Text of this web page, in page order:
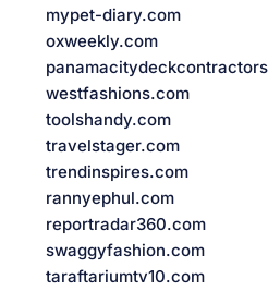
mypet-diary.com
oxweekly.com
westfashions.com
toolshandy.com
travelstager.com
trendinspires.com
rannyephul.com
reportradar360.com
swaggyfashion.com
taraftariumtv10.com